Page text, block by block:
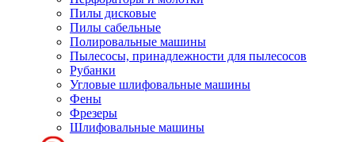
Пилы дисковые
Пилы сабельные
Полировальные машины
Пылесосы, принадлежности для пылесосов
Рубанки
Угловые шлифовальные машины
Фены
Фрезеры
Шлифовальные машины